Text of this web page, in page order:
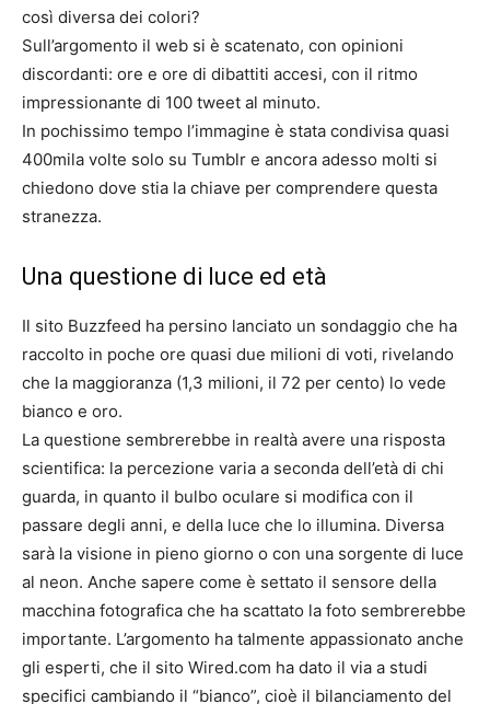
così diversa dei colori?
Sull’argomento il web si è scatenato, con opinioni
discordanti: ore e ore di dibattiti accesi, con il ritmo
impressionante di 100 tweet al minuto.
In pochissimo tempo l’immagine è stata condivisa quasi
400mila volte solo su Tumblr e ancora adesso molti si
chiedono dove stia la chiave per comprendere questa
stranezza.
Una questione di luce ed età
Il sito Buzzfeed ha persino lanciato un sondaggio che ha
raccolto in poche ore quasi due milioni di voti, rivelando
che la maggioranza (1,3 milioni, il 72 per cento) lo vede
bianco e oro.
La questione sembrerebbe in realtà avere una risposta
scientifica: la percezione varia a seconda dell’età di chi
guarda, in quanto il bulbo oculare si modifica con il
passare degli anni, e della luce che lo illumina. Diversa
sarà la visione in pieno giorno o con una sorgente di luce
al neon. Anche sapere come è settato il sensore della
macchina fotografica che ha scattato la foto sembrerebbe
importante. L’argomento ha talmente appassionato anche
gli esperti, che il sito Wired.com ha dato il via a studi
specifici cambiando il “bianco”, cioè il bilanciamento del